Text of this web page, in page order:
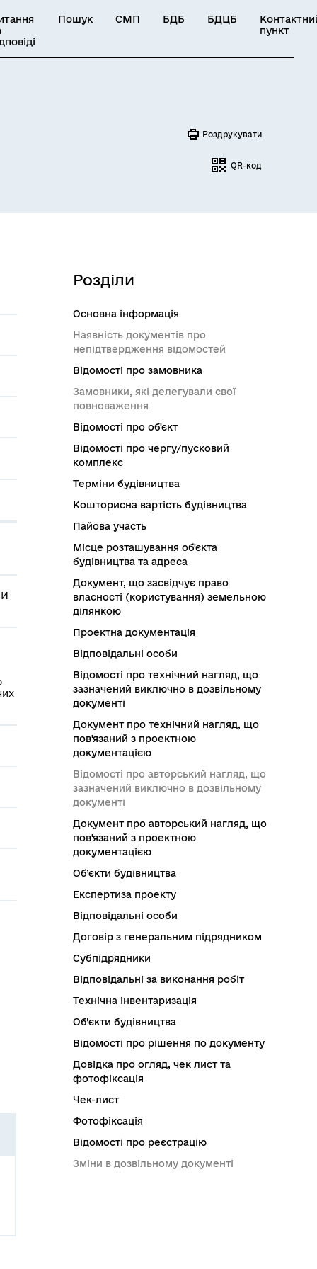
Пошук СМП БДБ БДЦБ
пункт
Роздрукувати
QR-код
Розділи
Основна інформація
Наявність документів про
непідтвердження відомостей
Відомості про замовника
Замовники, які делегували свої
повноваження
Відомості про об'єкт
Відомості про чергу/пусковий
комплекс
Терміни будівництва
Кошторисна вартість будівництва
Пайова участь
Місце розташування об'єкта
будівництва та адреса
Документ, що засвідчує право
власності (користування) земельною
ділянкою
Проектна документація
Відповідальні особи
Відомості про технічний нагляд, що
зазначений виключно в дозвільному
документі
Документ про технічний нагляд, що
пов'язаний з проектною
документацією
Відомості про авторський нагляд, що
зазначений виключно в дозвільному
документі
Документ про авторський нагляд, що
пов'язаний з проектною
документацією
Об’єкти будівництва
Експертиза проекту
Відповідальні особи
Договір з генеральним підрядником
Субпідрядники
Відповідальні за виконання робіт
Технічна інвентаризація
Об’єкти будівництва
Відомості про рішення по документу
Довідка про огляд, чек лист та
фотофіксація
Чек-лист
Фотофіксація
Відомості про реєстрацію
Зміни в дозвільному документі